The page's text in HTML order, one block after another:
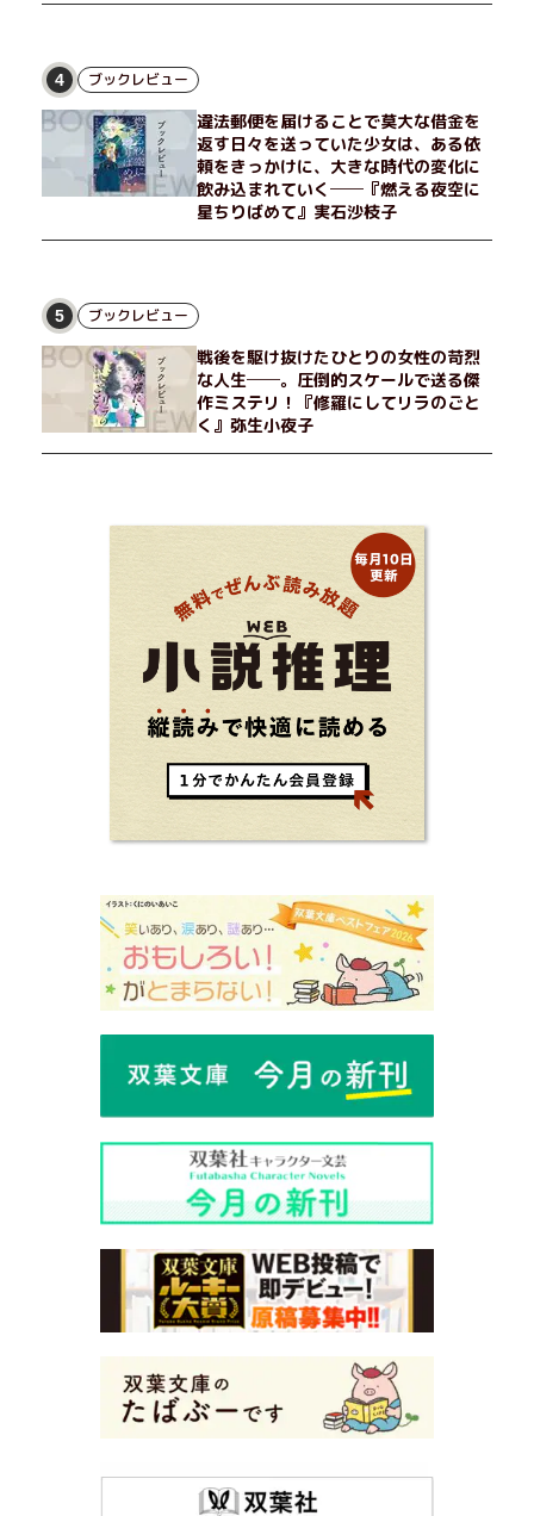
4 ブックレビュー
違法郵便を届けることで莫大な借金を
返す日々を送っていた少女は、ある依
頼をきっかけに、大きな時代の変化に
飲み込まれていく──『燃える夜空に
星ちりばめて』実石沙枝子
5 ブックレビュー
戦後を駆け抜けたひとりの女性の苛烈
な人生──。圧倒的スケールで送る傑
作ミステリ！『修羅にしてリラのごと
く』弥生小夜子